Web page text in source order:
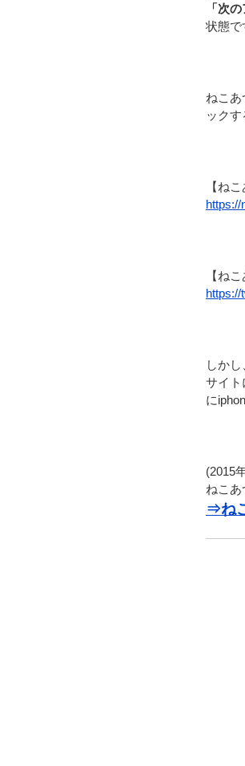
「次
状態で
ねこ
ックす
【ね
https://
【ね
https://
しか
サイト
に
(2015
ねこあ
⇒ね